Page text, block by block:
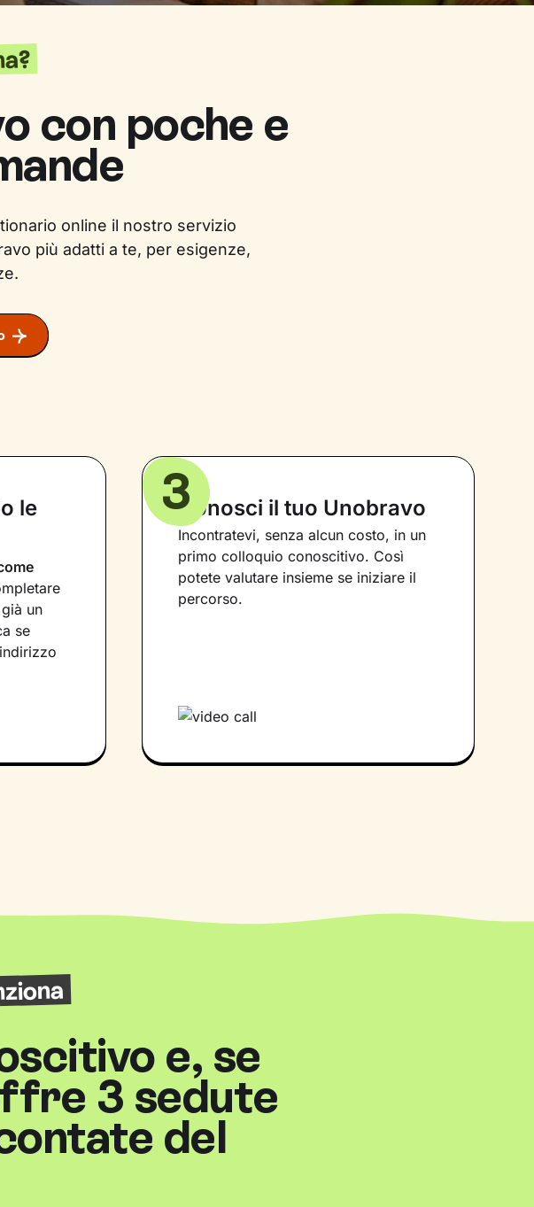
con poche e
online il nostro servizio
più adatti a te, per esigenze,
le
un
se
Conosci il tuo Unobravo
Incontratevi, senza alcun costo, in un
primo colloquio conoscitivo. Così
potete valutare insieme se iniziare il
percorso.
3
e, se
3 sedute
del